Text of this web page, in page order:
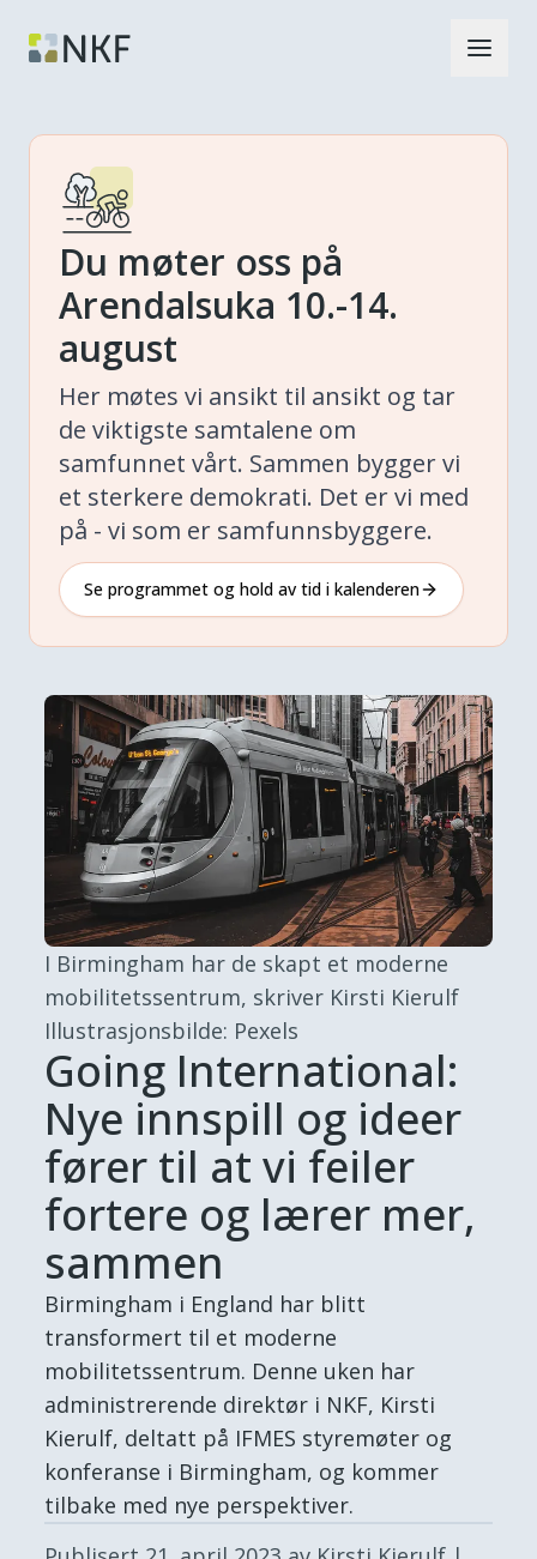
Du møter oss på
Arendalsuka 10.-14.
august
Her møtes vi ansikt til ansikt og tar
de viktigste samtalene om
samfunnet vårt. Sammen bygger vi
et sterkere demokrati. Det er vi med
på - vi som er samfunnsbyggere.
Se programmet og hold av tid i kalenderen
I Birmingham har de skapt et moderne
mobilitetssentrum, skriver Kirsti Kierulf
Illustrasjonsbilde: Pexels
Going International:
Nye innspill og ideer
fører til at vi feiler
fortere og lærer mer,
sammen
Birmingham i England har blitt
transformert til et moderne
mobilitetssentrum. Denne uken har
administrerende direktør i NKF, Kirsti
Kierulf, deltatt på IFMES styremøter og
konferanse i Birmingham, og kommer
tilbake med nye perspektiver.